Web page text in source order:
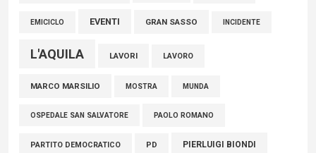
EMICICLO EVENTI GRAN SASSO INCIDENTE
L'AQUILA LAVORI LAVORO
MARCO MARSILIO MOSTRA MUNDA
OSPEDALE SAN SALVATORE PAOLO ROMANO
PARTITO DEMOCRATICO PD PIERLUIGI BIONDI